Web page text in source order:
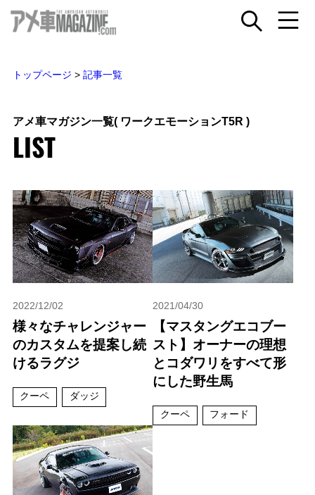
トップページ > 記事一覧
アメ車マガジン一覧( ワークエモーションT5R )
LIST
2022/12/02
様々なチャレンジャー
のカスタムを提案し続
けるラグジ
クーペ ダッジ
2021/04/30
【マスタングエコブー
スト】オーナーの理想
とコダワリをすべて形
にした野生馬
クーペ フォード